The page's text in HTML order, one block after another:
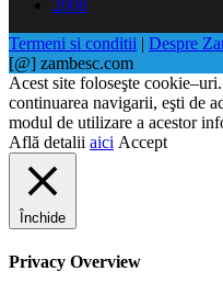
2008
Termeni si conditii | Despre
[@] zambesc.com
Acest site foloseşte
continuarea navigarii, eşti de
modul de utilizare a acestor
Află detalii aici Accept
Închide
Privacy Overview